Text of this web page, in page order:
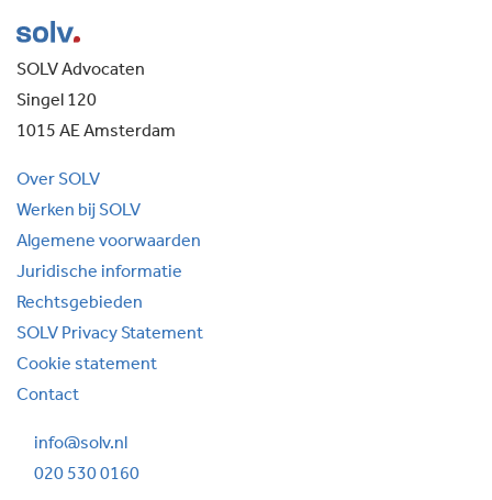
SOLV Advocaten
Singel 120
1015 AE Amsterdam
Over SOLV
Werken bij SOLV
Algemene voorwaarden
Juridische informatie
Rechtsgebieden
SOLV Privacy Statement
Cookie statement
Contact
info@solv.nl
020 530 0160